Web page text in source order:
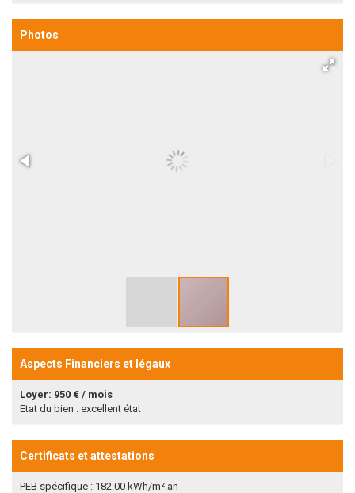
Photos
Aspects Financiers et légaux
Loyer: 950 € / mois
Etat du bien : excellent état
Certificats et attestations
PEB spécifique : 182.00 kWh/m².an